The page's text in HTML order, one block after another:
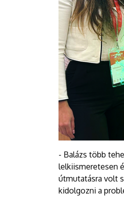
- Balázs több
lelkiismeretesen
útmutatásra volt
kidolgozni a